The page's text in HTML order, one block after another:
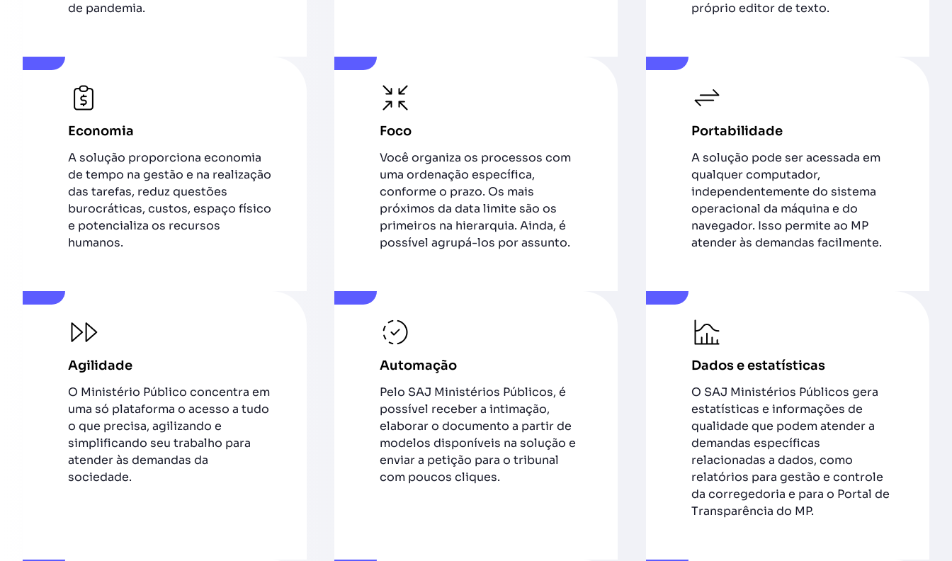
de pandemia.
próprio editor de texto.
Economia
A solução proporciona economia
de tempo na gestão e na realização
das tarefas, reduz questões
burocráticas, custos, espaço físico
e potencializa os recursos
humanos.
Foco
Você organiza os processos com
uma ordenação específica,
conforme o prazo. Os mais
próximos da data limite são os
primeiros na hierarquia. Ainda, é
possível agrupá-los por assunto.
Portabilidade
A solução pode ser acessada em
qualquer computador,
independentemente do sistema
operacional da máquina e do
navegador. Isso permite ao MP
atender às demandas facilmente.
Agilidade
O Ministério Público concentra em
uma só plataforma o acesso a tudo
o que precisa, agilizando e
simplificando seu trabalho para
atender às demandas da
sociedade.
Automação
Pelo SAJ Ministérios Públicos, é
possível receber a intimação,
elaborar o documento a partir de
modelos disponíveis na solução e
enviar a petição para o tribunal
com poucos cliques.
Dados e estatísticas
O SAJ Ministérios Públicos gera
estatísticas e informações de
qualidade que podem atender a
demandas específicas
relacionadas a dados, como
relatórios para gestão e controle
da corregedoria e para o Portal de
Transparência do MP.